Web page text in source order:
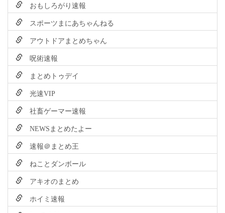
おもしろがり速報
スポーツまにあちゃんねる
アウトドアまとめちゃん
呪術速報
まとめトゥデイ
光速VIP
社畜ゲーマー速報
NEWSまとめたよー
速報＠まとめ王
ねことダンボール
アキオのまとめ
ホイミ速報